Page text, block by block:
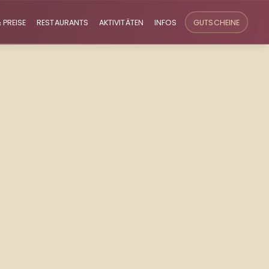
RESTAURANTS AKTIVITÄTEN INFOS GUTSCHEINE